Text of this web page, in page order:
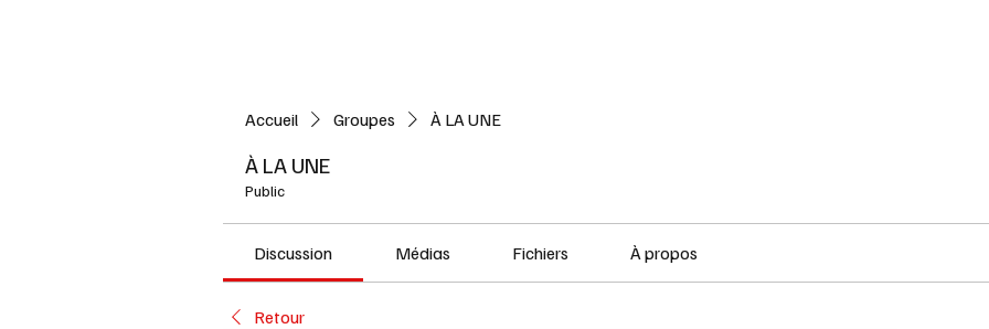
Accueil Groupes À LA UNE
À LA UNE
Public
Discussion Médias Fichiers À propos
Retour